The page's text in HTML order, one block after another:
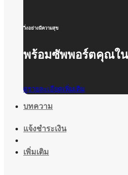
วิ่งอย่างมีความสุข
พร้อมซัพพอร์ตคุณใน
ดูรายละเอียดเพิ่มเติม
บทความ
แจ้งชำระเงิน
เพิ่มเติม